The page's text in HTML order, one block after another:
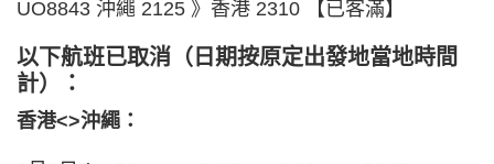
UO8843 沖繩 2125 》香港 2310 【已客滿】
以下航班已取消（日期按原定出發地當地時間
計）：
香港<>沖繩：